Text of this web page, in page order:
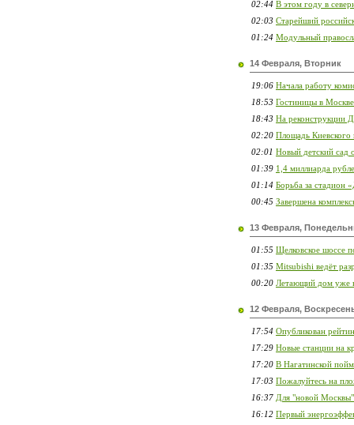
02:44 В этом году в
02:03 Старейший
01:24 Модульный
14 Февраля, Вторник
19:06 Начала работу
18:53 Гостиницы в
18:43 На реконструкции
02:20 Площадь Киевского
02:01 Новый детский сад
01:39 1,4 миллиарда
01:14 Борьба за стадион
00:45 Завершена
13 Февраля,
01:55 Щелковское шоссе
01:35 Mitsubishi ведёт
00:20 Летающий дом уже
12 Февраля,
17:54 Опубликован
17:29 Новые станции на
17:20 В Нагатинской
17:03 Пожалуйтесь на
16:37 Для "новой
16:12 Первый